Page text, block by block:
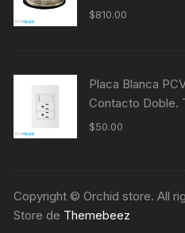
$810.00
Placa Blanca
Contacto Doble.
$50.00
Copyright © Orchid store. All
Store de Themebeez